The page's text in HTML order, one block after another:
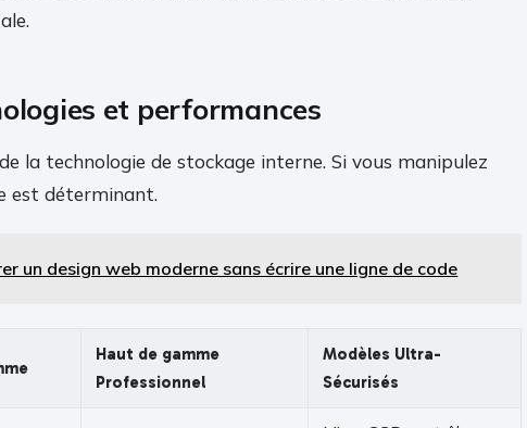
et performances
la technologie de stockage interne. Si vous manipulez
est déterminant.
un design web moderne sans écrire une ligne de code
Haut de gamme
Professionnel
Modèles Ultra-
Sécurisés